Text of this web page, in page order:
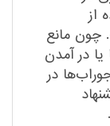
از
مانع
در آمدن
در